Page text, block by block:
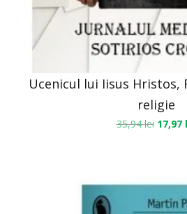
Ucenicul lui Iisus Hristos,
religie
35,94lei 17,97